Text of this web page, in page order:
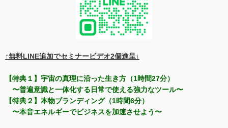
↑無料LINE追加でセミナービデオ2個進呈↓
【特典１】宇宙の真理に沿った生き方（1時間27分）
〜普遍意識と一体化する日常で使える強力なツール〜
【特典２】本物ブランディング（1時間6分）
〜本音エネルギーでビジネスを加速させよう〜